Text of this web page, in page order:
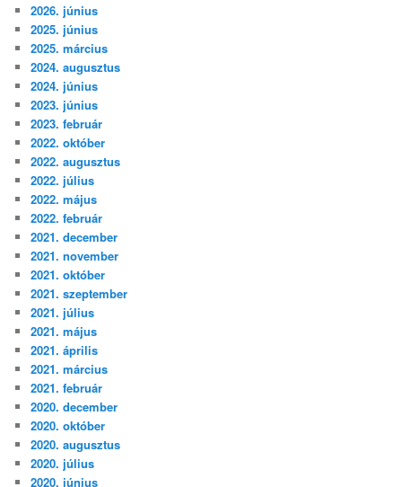
2026. június
2025. június
2025. március
2024. augusztus
2024. június
2023. június
2023. február
2022. október
2022. augusztus
2022. július
2022. május
2022. február
2021. december
2021. november
2021. október
2021. szeptember
2021. július
2021. május
2021. április
2021. március
2021. február
2020. december
2020. október
2020. augusztus
2020. július
2020. június